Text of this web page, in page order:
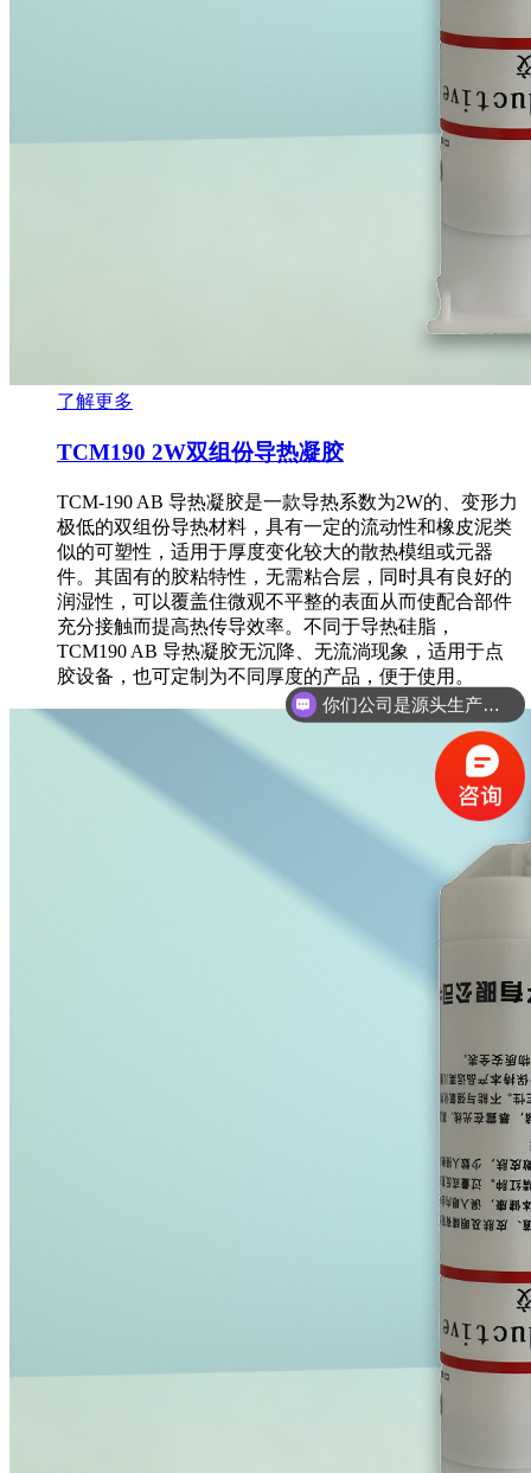
了解更多
TCM190 2W双组份导热凝胶
TCM-190 AB 导热凝胶是一款导热系数为2W的、变形力
极低的双组份导热材料，具有一定的流动性和橡皮泥类
似的可塑性，适用于厚度变化较大的散热模组或元器
件。其固有的胶粘特性，无需粘合层，同时具有良好的
润湿性，可以覆盖住微观不平整的表面从而使配合部件
充分接触而提高热传导效率。不同于导热硅脂，
TCM190 AB 导热凝胶无沉降、无流淌现象，适用于点
胶设备，也可定制为不同厚度的产品，便于使用。
你们公司是源头生产工厂吗？